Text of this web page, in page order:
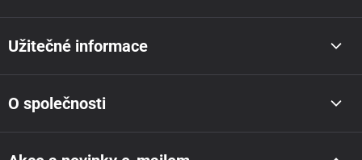
Užitečné informace
O společnosti